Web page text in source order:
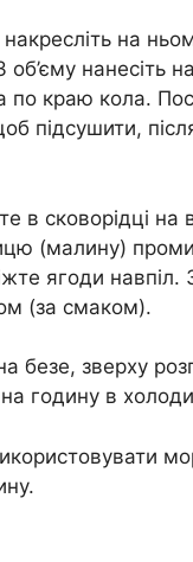
на
нанесіть
по краю кола.
підсушити,
в сковорідці
(малину)
ягоди
(за смаком).
безе, зверху
годину в